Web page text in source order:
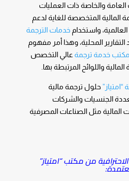
والخاصة ذات العمليات
المالية المتخصصة للغاية لدعم
واستخدام خدمات الترجمة
التقارير المحلية، وهذا أمر مفهوم
مكتب خدمة ترجمةعالي التخصص
واللوائح المرتبطة بها.
حلول ترجمة مالية
الجنسيات والشركات
مثل الصناعات المصرفية
من مكتب “امتياز”